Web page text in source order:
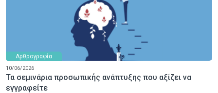
Αρθρογραφία
10/06/2026
Τα σεμινάρια προσωπικής ανάπτυξης που αξίζει να
εγγραφείτε